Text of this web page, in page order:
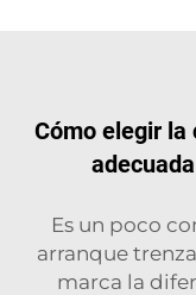
Cómo elegir la
Es un poco
arranque
marca la